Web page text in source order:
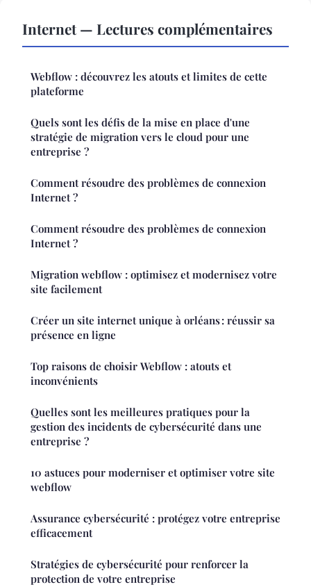
Internet — Lectures complémentaires
Webflow : découvrez les atouts et limites de cette
plateforme
Quels sont les défis de la mise en place d'une
stratégie de migration vers le cloud pour une
entreprise ?
Comment résoudre des problèmes de connexion
Internet ?
Comment résoudre des problèmes de connexion
Internet ?
Migration webflow : optimisez et modernisez votre
site facilement
Créer un site internet unique à orléans : réussir sa
présence en ligne
Top raisons de choisir Webflow : atouts et
inconvénients
Quelles sont les meilleures pratiques pour la
gestion des incidents de cybersécurité dans une
entreprise ?
10 astuces pour moderniser et optimiser votre site
webflow
Assurance cybersécurité : protégez votre entreprise
efficacement
Stratégies de cybersécurité pour renforcer la
protection de votre entreprise